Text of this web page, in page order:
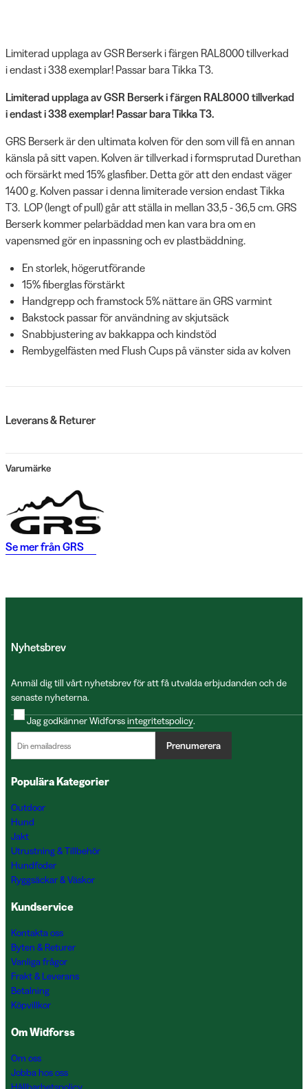
Limiterad upplaga av GSR Berserk i färgen RAL8000 tillverkad
i endast i 338 exemplar! Passar bara Tikka T3.
Limiterad upplaga av GSR Berserk i färgen RAL8000 tillverkad
i endast i 338 exemplar! Passar bara Tikka T3.
GRS Berserk är den ultimata kolven för den som vill få en annan
känsla på sitt vapen. Kolven är tillverkad i formsprutad Durethan
och försärkt med 15% glasfiber. Detta gör att den endast väger
1400 g. Kolven passar i denna limiterade version endast Tikka
T3. LOP (lengt of pull) går att ställa in mellan 33,5 - 36,5 cm. GRS
Berserk kommer pelarbäddad men kan vara bra om en
vapensmed gör en inpassning och ev plastbäddning.
En storlek, högerutförande
15% fiberglas förstärkt
Handgrepp och framstock 5% nättare än GRS varmint
Bakstock passar för användning av skjutsäck
Snabbjustering av bakkappa och kindstöd
Rembygelfästen med Flush Cups på vänster sida av kolven
Leverans & Returer
Varumärke
Se mer frånGRS
Nyhetsbrev
Anmäl dig till vårt nyhetsbrev för att få utvalda erbjudanden och de
senaste nyheterna.
Jag godkänner Widforssintegritetspolicy.
Prenumerera
Populära Kategorier
Outdoor
Hund
Jakt
Utrustning & Tillbehör
Hundfoder
Ryggsäckar & Väskor
Kundservice
Kontakta oss
Byten & Returer
Vanliga frågor
Frakt & Leverans
Betalning
Köpvillkor
Om Widforss
Om oss
Jobba hos oss